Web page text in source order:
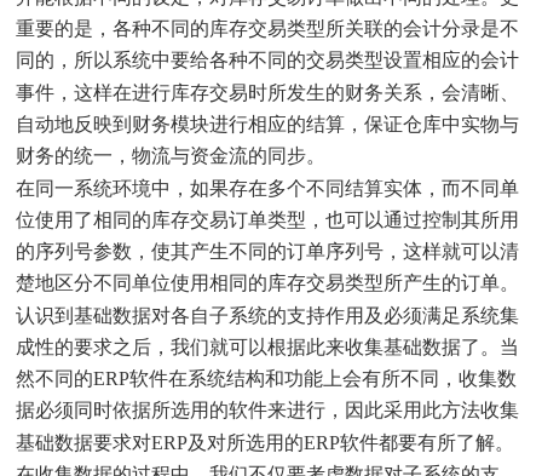
重要的是，各种不同的库存交易类型所关联的会计分录是不
同的，所以系统中要给各种不同的交易类型设置相应的会计
事件，这样在进行库存交易时所发生的财务关系，会清晰、
自动地反映到财务模块进行相应的结算，保证仓库中实物与
财务的统一，物流与资金流的同步。
在同一系统环境中，如果存在多个不同结算实体，而不同单
位使用了相同的库存交易订单类型，也可以通过控制其所用
的序列号参数，使其产生不同的订单序列号，这样就可以清
楚地区分不同单位使用相同的库存交易类型所产生的订单。
认识到基础数据对各自子系统的支持作用及必须满足系统集
成性的要求之后，我们就可以根据此来收集基础数据了。当
然不同的ERP软件在系统结构和功能上会有所不同，收集数
据必须同时依据所选用的软件来进行，因此采用此方法收集
基础数据要求对ERP及对所选用的ERP软件都要有所了解。